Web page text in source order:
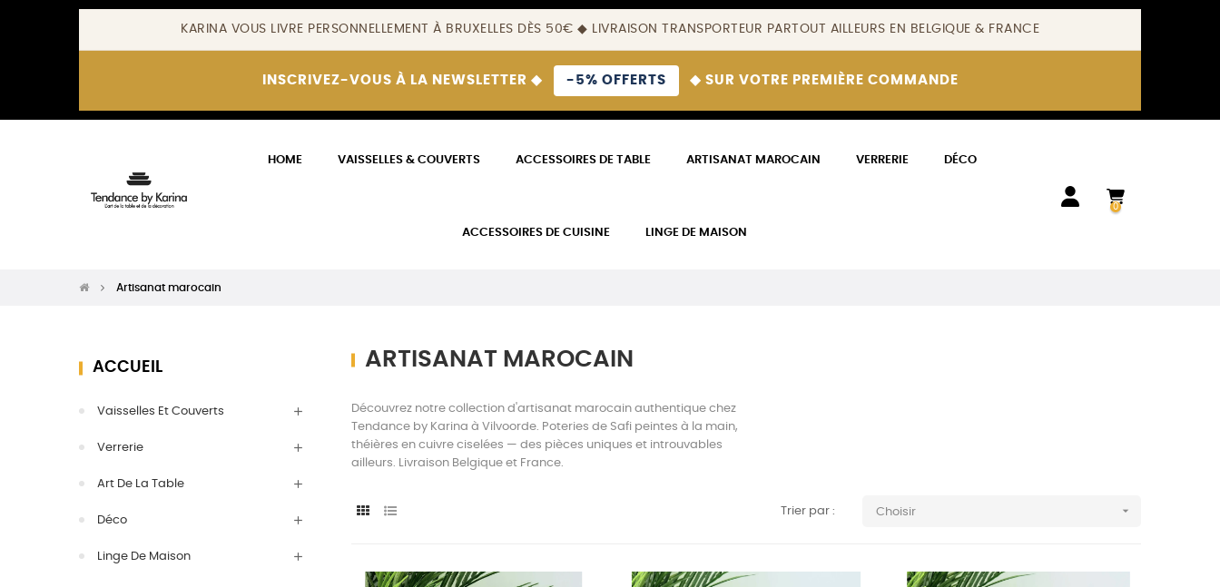
KARINA VOUS LIVRE PERSONNELLEMENT À BRUXELLES DÈS 50€ ◆ LIVRAISON TRANSPORTEUR PARTOUT AILLEURS EN BELGIQUE & FRANCE
INSCRIVEZ-VOUS À LA NEWSLETTER ◆ -5% OFFERTS ◆ SUR VOTRE PREMIÈRE COMMANDE
HOME VAISSELLES & COUVERTS ACCESSOIRES DE TABLE ARTISANAT MAROCAIN VERRERIE DÉCO
ACCESSOIRES DE CUISINE LINGE DE MAISON
0
Artisanat marocain
ACCUEIL
Vaisselles Et Couverts
Verrerie
Art De La Table
Déco
Linge De Maison
ARTISANAT MAROCAIN
Découvrez notre collection d'artisanat marocain authentique chez
Tendance by Karina à Vilvoorde. Poteries de Safi peintes à la main,
théières en cuivre ciselées — des pièces uniques et introuvables
ailleurs. Livraison Belgique et France.
Trier par : Choisir 